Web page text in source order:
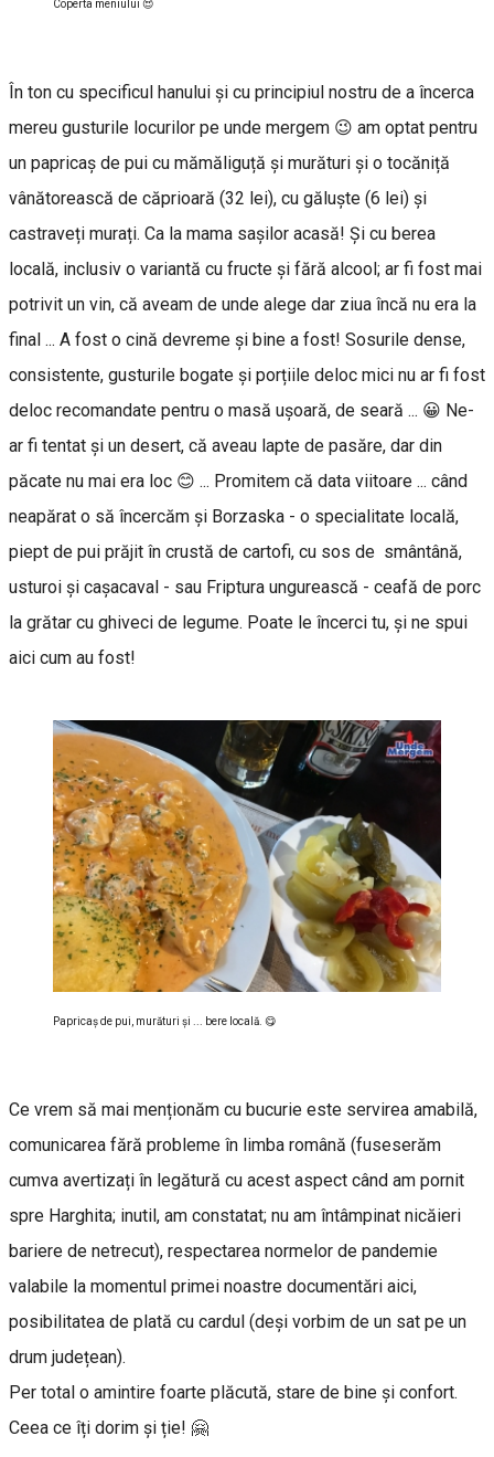
Coperta meniului 😍
În ton cu specificul hanului și cu principiul nostru de a încerca
mereu gusturile locurilor pe unde mergem 😉 am optat pentru
un papricaș de pui cu mămăliguță și murături și o tocăniță
vânătorească de căprioară (32 lei), cu găluște (6 lei) și
castraveți murați. Ca la mama sașilor acasă! Și cu berea
locală, inclusiv o variantă cu fructe și fără alcool; ar fi fost mai
potrivit un vin, că aveam de unde alege dar ziua încă nu era la
final ... A fost o cină devreme și bine a fost! Sosurile dense,
consistente, gusturile bogate și porțiile deloc mici nu ar fi fost
deloc recomandate pentru o masă ușoară, de seară ... 😀 Ne-
ar fi tentat și un desert, că aveau lapte de pasăre, dar din
păcate nu mai era loc 😊 ... Promitem că data viitoare ... când
neapărat o să încercăm şi Borzaska - o specialitate locală,
piept de pui prăjit în crustă de cartofi, cu sos de smântână,
usturoi şi caşacaval - sau Friptura ungurească - ceafă de porc
la grătar cu ghiveci de legume. Poate le încerci tu, şi ne spui
aici cum au fost!
Papricaş de pui, murături şi ... bere locală. 😋
Ce vrem să mai menționăm cu bucurie este servirea amabilă,
comunicarea fără probleme în limba română (fuseserăm
cumva avertizați în legătură cu acest aspect când am pornit
spre Harghita; inutil, am constatat; nu am întâmpinat nicăieri
bariere de netrecut), respectarea normelor de pandemie
valabile la momentul primei noastre documentări aici,
posibilitatea de plată cu cardul (deși vorbim de un sat pe un
drum județean).
Per total o amintire foarte plăcută, stare de bine și confort.
Ceea ce îți dorim și ție! 🤗